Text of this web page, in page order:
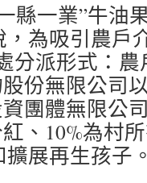
縣一業”牛油
為吸引農戶
分派形式：
份無限公司
團體無限公
、10%為村
展再生孩子